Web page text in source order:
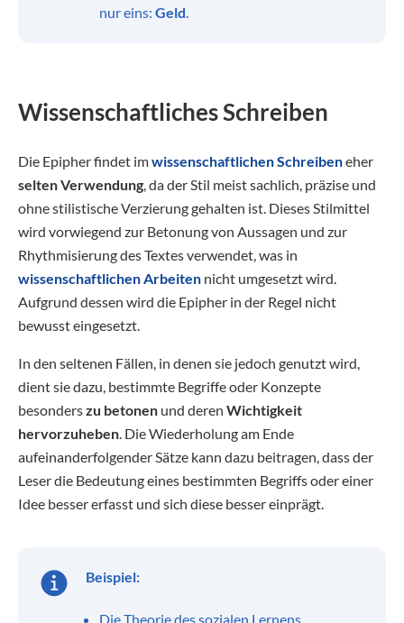
nur eins: Geld.
Wissenschaftliches Schreiben
Die Epipher findet imwissenschaftlichen Schreibeneher
selten Verwendung, da der Stil meist sachlich, präzise und
ohne stilistische Verzierung gehalten ist. Dieses Stilmittel
wird vorwiegend zur Betonung von Aussagen und zur
Rhythmisierung des Textes verwendet, was in
wissenschaftlichen Arbeiten nicht umgesetzt wird.
Aufgrund dessen wird die Epipher in der Regel nicht
bewusst eingesetzt.
In den seltenen Fällen, in denen sie jedoch genutzt wird,
dient sie dazu, bestimmte Begriffe oder Konzepte
besonderszu betonen und deren Wichtigkeit
hervorzuheben. Die Wiederholung am Ende
aufeinanderfolgender Sätze kann dazu beitragen, dass der
Leser die Bedeutung eines bestimmten Begriffs oder einer
Idee besser erfasst und sich diese besser einprägt.
Beispiel:
Die Theorie des sozialen Lernens